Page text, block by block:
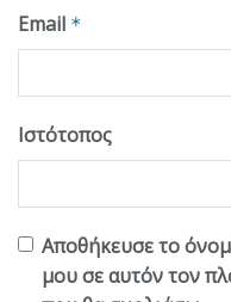
Email *
Ιστότοπος
Αποθήκευσε το
μου σε αυτόν τον